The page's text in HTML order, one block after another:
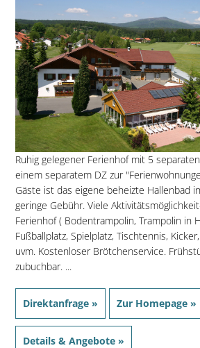
Ruhig gelegener Ferienhof mit 5
einem separatem DZ zur
Gäste ist das eigene beheizte Hallenbad
geringe Gebühr. Viele
Ferienhof ( Bodentrampolin, Trampolin in
Fußballplatz, Spielplatz, Tischtennis,
uvm. Kostenloser Brötchenservice.
zubuchbar. ...
Direktanfrage » Zur Homepage »
Details & Angebote »